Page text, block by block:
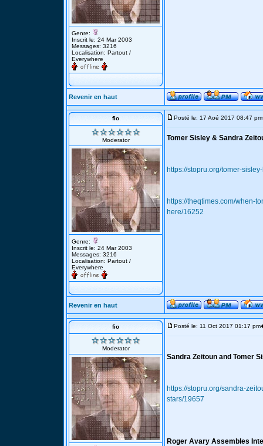
Genre:
Inscrit le: 24 Mar 2003
Messages: 3216
Localisation: Partout /
Everywhere
Revenir en haut
fio
Moderator
Genre:
Inscrit le: 24 Mar 2003
Messages: 3216
Localisation: Partout /
Everywhere
Posté le: 17 Aoé 2017 08:47 pm
Tomer Sisley & Sandra
https://stopru.org/tomer-
https://theqtimes.com/when-
here/16252
Revenir en haut
fio
Moderator
Posté le: 11 Oct 2017 01:17 pm
Sandra Zeitoun and Tomer
https://stopru.org/sandra-
stars/19657
Roger Avary Assembles